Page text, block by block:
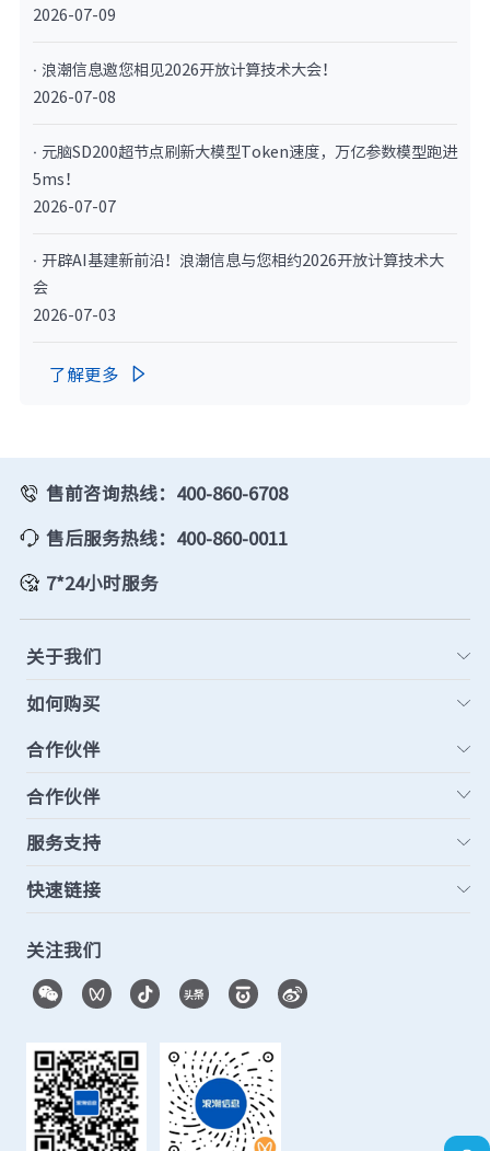
2026-07-09
· 浪潮信息邀您相见2026开放计算技术大会！
2026-07-08
· 元脑SD200超节点刷新大模型Token速度，万亿参数模型跑进
5ms！
2026-07-07
· 开辟AI基建新前沿！浪潮信息与您相约2026开放计算技术大
会
2026-07-03
了解更多 
售前咨询热线：400-860-6708
售后服务热线：400-860-0011
7*24小时服务
关于我们
如何购买
合作伙伴
合作伙伴
服务支持
快速链接
关注我们